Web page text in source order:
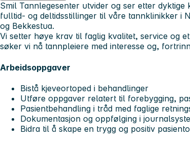
Smil Tannlegesenter utvider og ser etter
fulltid- og deltidsstillinger til våre tannklinikker i
og Bekkestua.
Vi setter høye krav til faglig kvalitet, service og
søker vi nå tannpleiere med interesse og,
Arbeidsoppgaver
Bistå kjeveortoped i behandlinger
Utføre oppgaver relatert til forebygging,
Pasientbehandling i tråd med faglige
Dokumentasjon og oppfølging i
Bidra til å skape en trygg og positiv